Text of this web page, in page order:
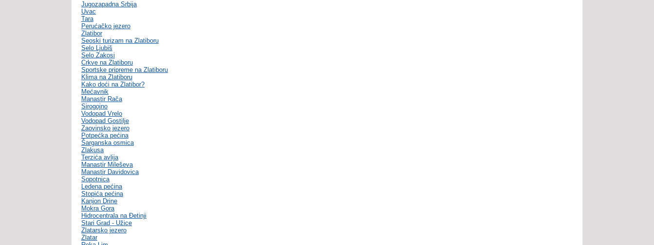
Jugozapadna Srbija
Uvac
Tara
Perućačko jezero
Zlatibor
Seoski turizam na Zlatiboru
Selo Ljubiš
Selo Zakosi
Crkve na Zlatiboru
Sportske pripreme na Zlatiboru
Klima na Zlatiboru
Kako doći na Zlatibor?
Mećavnik
Manastir Rača
Sirogojno
Vodopad Vrelo
Vodopad Gostilje
Zaovinsko jezero
Potpećka pećina
Šarganska osmica
Zlakusa
Terzića avlija
Manastir Mileševa
Manastir Davidovica
Sopotnica
Ledena pećina
Stopića pećina
Kanjon Drine
Mokra Gora
Hidrocentrala na Đetinji
Stari Grad - Užice
Zlatarsko jezero
Zlatar